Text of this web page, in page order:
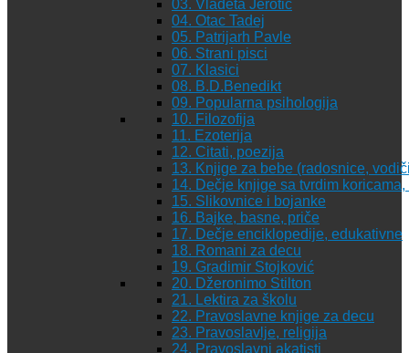
03. Vladeta Jerotić
04. Otac Tadej
05. Patrijarh Pavle
06. Strani pisci
07. Klasici
08. B.D.Benedikt
09. Popularna psihologija
10. Filozofija
11. Ezoterija
12. Citati, poezija
13. Knjige za bebe (radosnice,
14. Dečje knjige sa tvrdim
15. Slikovnice i bojanke
16. Bajke, basne, priče
17. Dečje enciklopedije, edukativne
18. Romani za decu
19. Gradimir Stojković
20. Džeronimo Stilton
21. Lektira za školu
22. Pravoslavne knjige za decu
23. Pravoslavlje, religija
24. Pravoslavni akatisti